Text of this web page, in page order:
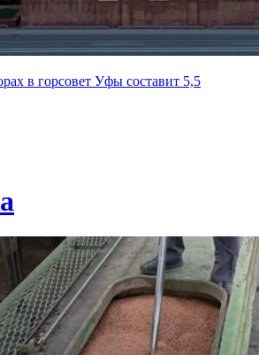
в горсовет Уфы составит 5,5